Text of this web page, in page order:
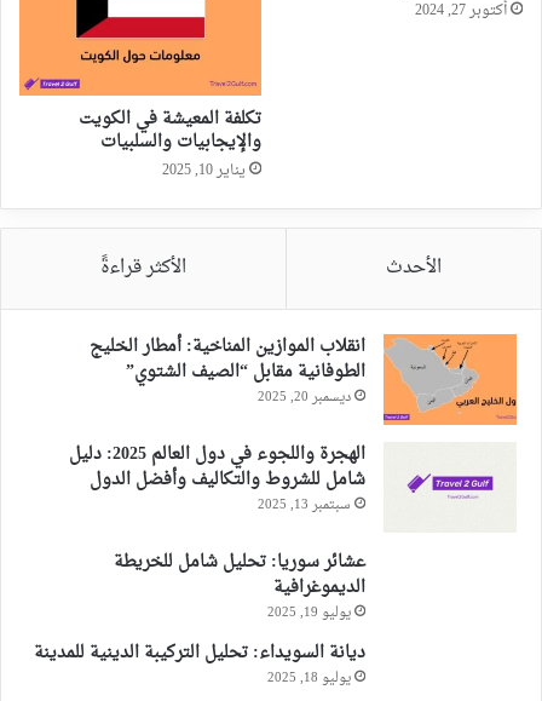
أكتوبر 27, 2024
تكلفة المعيشة في الكويت
والإيجابيات والسلبيات
يناير 10, 2025
الأحدث الأكثر قراءةً
انقلاب الموازين المناخية: أمطار الخليج
الطوفانية مقابل “الصيف الشتوي”
ديسمبر 20, 2025
الهجرة واللجوء في دول العالم 2025: دليل
شامل للشروط والتكاليف وأفضل الدول
سبتمبر 13, 2025
عشائر سوريا: تحليل شامل للخريطة
الديموغرافية
يوليو 19, 2025
ديانة السويداء: تحليل التركيبة الدينية للمدينة
يوليو 18, 2025